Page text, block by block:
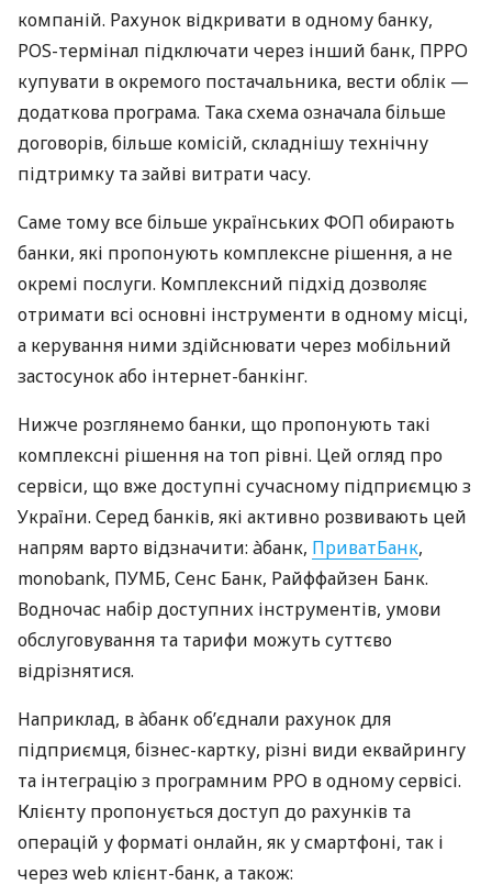
компаній. Рахунок відкривати в одному банку,
POS-термінал підключати через інший банк, ПРРО
купувати в окремого постачальника, вести облік —
додаткова програма. Така схема означала більше
договорів, більше комісій, складнішу технічну
підтримку та зайві витрати часу.
Саме тому все більше українських ФОП обирають
банки, які пропонують комплексне рішення, а не
окремі послуги. Комплексний підхід дозволяє
отримати всі основні інструменти в одному місці,
а керування ними здійснювати через мобільний
застосунок або інтернет-банкінг.
Нижче розглянемо банки, що пропонують такі
комплексні рішення на топ рівні. Цей огляд про
сервіси, що вже доступні сучасному підприємцю з
України. Серед банків, які активно розвивають цей
напрям варто відзначити: àбанк, ПриватБанк,
monobank, ПУМБ, Сенс Банк, Райффайзен Банк.
Водночас набір доступних інструментів, умови
обслуговування та тарифи можуть суттєво
відрізнятися.
Наприклад, в àбанк об’єднали рахунок для
підприємця, бізнес-картку, різні види еквайрингу
та інтеграцію з програмним РРО в одному сервісі.
Клієнту пропонується доступ до рахунків та
операцій у форматі онлайн, як у смартфоні, так і
через web клієнт-банк, а також: